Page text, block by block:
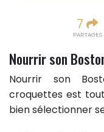
7
PARTAGES
Nourrir son
Nourrir son
croquettes est
bien sélectionner